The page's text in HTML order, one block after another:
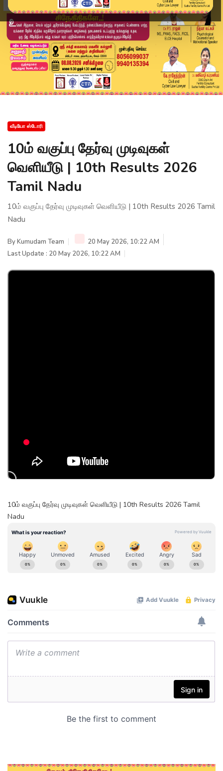
வீடியோ ஸ்டோரி
10ம் வகுப்பு தேர்வு முடிவுகள்
வெளியீடு | 10th Results 2026
Tamil Nadu
10ம் வகுப்பு தேர்வு முடிவுகள் வெளியீடு | 10th Results 2026 Tamil
Nadu
ByKumudam Team
20 May 2026, 10:22 AM
Last Update : 20 May 2026, 10:22 AM
10ம் வகுப்பு தேர்வு முடிவுகள் வெளியீடு | 10th Results 2026 Tamil
Nadu